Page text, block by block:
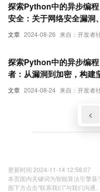
文章 2024-08-26 来自：开发者
探索Python中的异步编
安全：关于网络安全漏洞
识分享
文章 2024-08-24 来自：开发者
探索Python中的异步编
者：从漏洞到加密，构建
<
更新时间 2024-11-14 12:58:07
本页面内关键词为智能算法引擎
面下方点击"联系我们"与我们沟通。